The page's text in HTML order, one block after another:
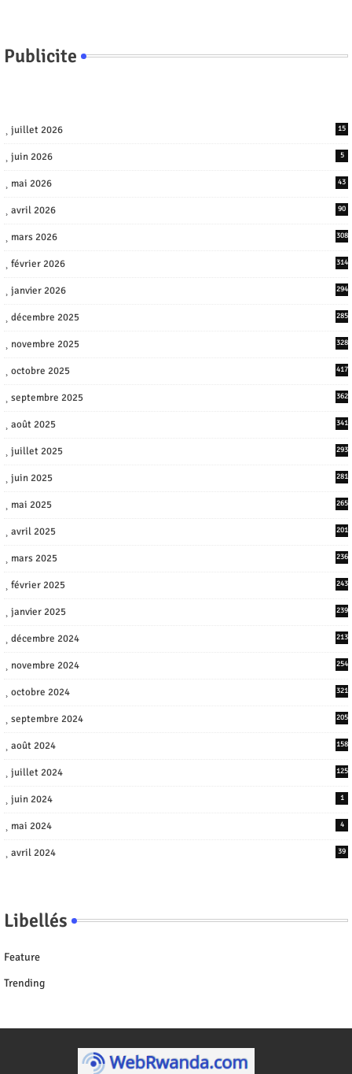
Publicite
juillet 2026 15
juin 2026 5
mai 2026 43
avril 2026 90
mars 2026 308
février 2026 314
janvier 2026 294
décembre 2025 285
novembre 2025 328
octobre 2025 417
septembre 2025 362
août 2025 341
juillet 2025 293
juin 2025 281
mai 2025 265
avril 2025 201
mars 2025 236
février 2025 243
janvier 2025 239
décembre 2024 213
novembre 2024 254
octobre 2024 321
septembre 2024 205
août 2024 158
juillet 2024 125
juin 2024 1
mai 2024 4
avril 2024 39
Libellés
Feature
Trending